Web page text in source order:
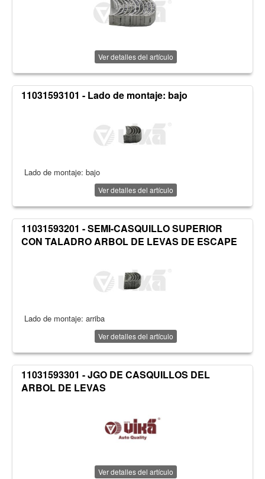
Ver detalles del artículo
11031593101 - Lado de montaje: bajo
Lado de montaje: bajo
Ver detalles del artículo
11031593201 - SEMI-CASQUILLO SUPERIOR
CON TALADRO ARBOL DE LEVAS DE ESCAPE
Lado de montaje: arriba
Ver detalles del artículo
11031593301 - JGO DE CASQUILLOS DEL
ARBOL DE LEVAS
Ver detalles del artículo